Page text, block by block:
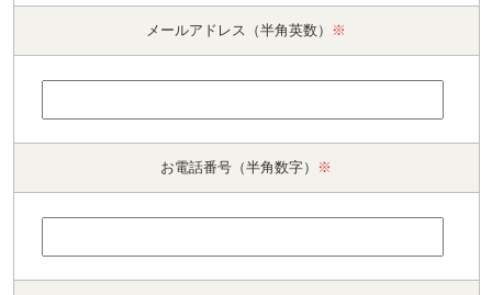
メールアドレス（半角英数） ※
お電話番号（半角数字） ※